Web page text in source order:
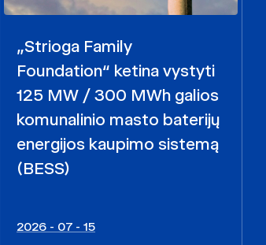
„Strioga Family
Foundation“ ketina vystyti
125 MW / 300 MWh galios
komunalinio masto baterijų
energijos kaupimo sistemą
(BESS)
2026 - 07 - 15